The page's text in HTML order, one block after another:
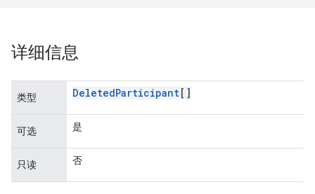
详细信息
类型 DeletedParticipant[]
可选 是
只读 否